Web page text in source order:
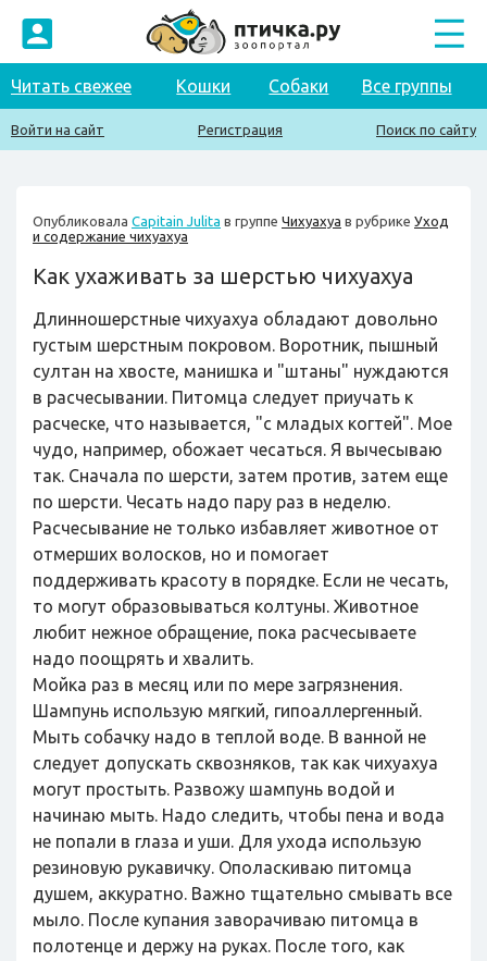
Читать свежее Кошки Собаки Все группы
Войти на сайт Регистрация Поиск по сайту
Опубликовала Capitain Julita в группе Чихуахуа в рубрике Уход
и содержание чихуахуа
Как ухаживать за шерстью чихуахуа
Длинношерстные чихуахуа обладают довольно
густым шерстным покровом. Воротник, пышный
султан на хвосте, манишка и "штаны" нуждаются
в расчесывании. Питомца следует приучать к
расческе, что называется, "с младых когтей". Мое
чудо, например, обожает чесаться. Я вычесываю
так. Сначала по шерсти, затем против, затем еще
по шерсти. Чесать надо пару раз в неделю.
Расчесывание не только избавляет животное от
отмерших волосков, но и помогает
поддерживать красоту в порядке. Если не чесать,
то могут образовываться колтуны. Животное
любит нежное обращение, пока расчесываете
надо поощрять и хвалить.
Мойка раз в месяц или по мере загрязнения.
Шампунь использую мягкий, гипоаллергенный.
Мыть собачку надо в теплой воде. В ванной не
следует допускать сквозняков, так как чихуахуа
могут простыть. Развожу шампунь водой и
начинаю мыть. Надо следить, чтобы пена и вода
не попали в глаза и уши. Для ухода использую
резиновую рукавичку. Ополаскиваю питомца
душем, аккуратно. Важно тщательно смывать все
мыло. После купания заворачиваю питомца в
полотенце и держу на руках. После того, как